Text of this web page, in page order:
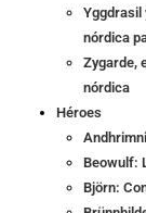
Yggdrasil
nórdica
Zygarde,
nórdica
Héroes
Beowulf:
Björn: